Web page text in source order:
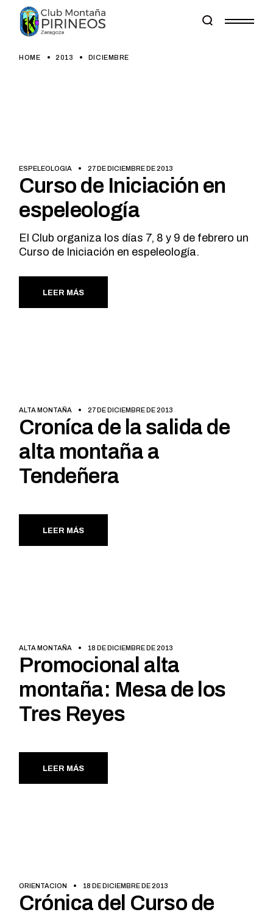
content
HOME 2013 DICIEMBRE
ESPELEOLOGIA 27 DE DICIEMBRE DE 2013
Curso de Iniciación en
espeleología
El Club organiza los días 7, 8 y 9 de febrero un
Curso de Iniciación en espeleología.
LEER MÁS
ALTA MONTAÑA 27 DE DICIEMBRE DE 2013
Croníca de la salida de
alta montaña a
Tendeñera
LEER MÁS
ALTA MONTAÑA 18 DE DICIEMBRE DE 2013
Promocional alta
montaña: Mesa de los
Tres Reyes
LEER MÁS
ORIENTACION 18 DE DICIEMBRE DE 2013
Crónica del Curso de